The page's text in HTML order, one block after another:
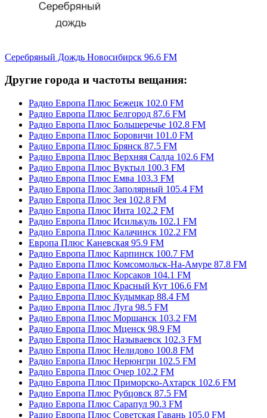
Серебряный Дождь Новосибирск 96.6 FM
Другие города и частоты вещания:
Радио Европа Плюс Бежецк 102.0 FM
Радио Европа Плюс Белгород 87.6 FM
Радио Европа Плюс Большеречье 102.8 FM
Радио Европа Плюс Боровичи 101.0 FM
Радио Европа Плюс Брянск 87.5 FM
Радио Европа Плюс Верхняя Салда 102.6 FM
Радио Европа Плюс Вуктыл 100.3 FM
Радио Европа Плюс Емва 103.3 FM
Радио Европа Плюс Заполярный 105.4 FM
Радио Европа Плюс Зея 102.8 FM
Радио Европа Плюс Инта 102.2 FM
Радио Европа Плюс Исилькуль 102.1 FM
Радио Европа Плюс Калачинск 102.2 FM
Европа Плюс Каневская 95.9 FM
Радио Европа Плюс Карпинск 100.7 FM
Радио Европа Плюс Комсомольск-На-Амуре 87.8 FM
Радио Европа Плюс Корсаков 104.1 FM
Радио Европа Плюс Красный Кут 106.6 FM
Радио Европа Плюс Кудымкар 88.4 FM
Радио Европа Плюс Луга 98.5 FM
Радио Европа Плюс Моршанск 103.2 FM
Радио Европа Плюс Мценск 98.9 FM
Радио Европа Плюс Называевск 102.3 FM
Радио Европа Плюс Нелидово 100.8 FM
Радио Европа Плюс Нерюнгри 102.5 FM
Радио Европа Плюс Очер 102.2 FM
Радио Европа Плюс Приморско-Ахтарск 102.6 FM
Радио Европа Плюс Рубцовск 87.5 FM
Радио Европа Плюс Сарапул 90.3 FM
Радио Европа Плюс Советская Гавань 105.0 FM